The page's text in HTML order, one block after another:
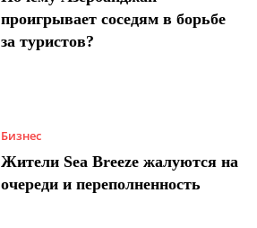
проигрывает соседям в борьбе
за туристов?
Бизнес
Жители Sea Breeze жалуются на
очереди и переполненность